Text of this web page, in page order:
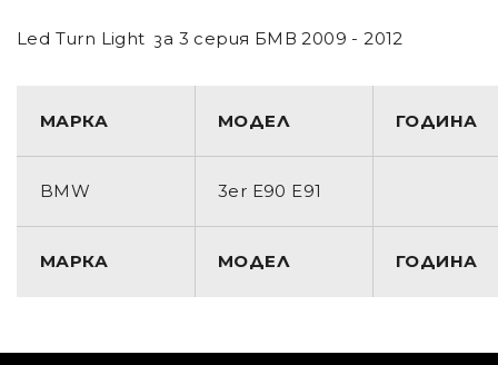
Led Turn Light за 3 серия БМВ 2009 - 2012
МАРКА МОДЕЛ ГОДИНА
МАРКА МОДЕЛ ГОДИНА
BMW 3er E90 E91